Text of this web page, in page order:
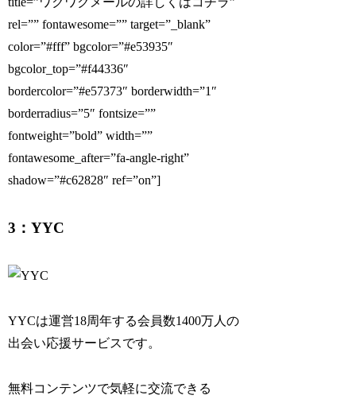
rel=”” fontawesome=”” target=”_blank”
color=”#fff” bgcolor=”#e53935″
bgcolor_top=”#f44336″
bordercolor=”#e57373″ borderwidth=”1″
borderradius=”5″ fontsize=””
fontweight=”bold” width=””
fontawesome_after=”fa-angle-right”
shadow=”#c62828″ ref=”on”]
3：YYC
YYCは運営18周年する会員数1400万人の
出会い応援サービスです。
無料コンテンツで気軽に交流できる